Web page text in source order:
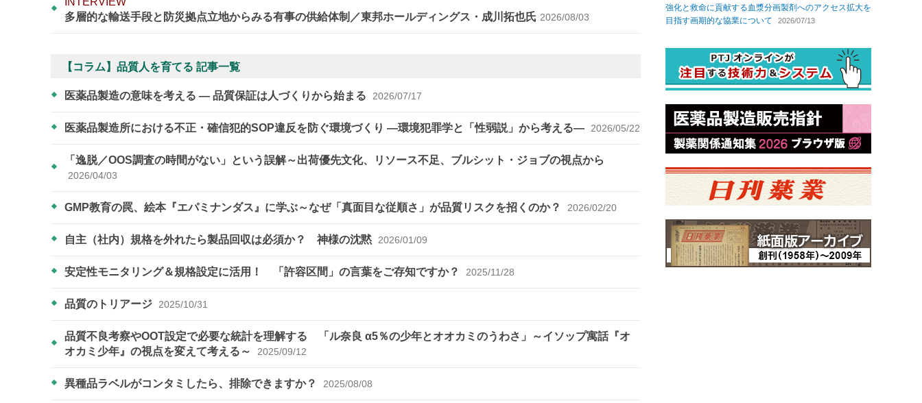
多層的な輸送手段と防災拠点立地からみる有事の供給体制／東邦ホールディングス・成川拓也氏 2026/08/03
【コラム】品質人を育てる 記事一覧
医薬品製造の意味を考える ― 品質保証は人づくりから始まる 2026/07/17
医薬品製造所における不正・確信犯的SOP違反を防ぐ環境づくり ―環境犯罪学と「性弱説」から考える― 2026/05/22
「逸脱／OOS調査の時間がない」という誤解～出荷優先文化、リソース不足、ブルシット・ジョブの視点から
2026/04/03
GMP教育の罠、絵本『エパミナンダス』に学ぶ～なぜ「真面目な従順さ」が品質リスクを招くのか？ 2026/02/20
自主（社内）規格を外れたら製品回収は必須か？ 神様の沈黙 2026/01/09
安定性モニタリング＆規格設定に活用！ 「許容区間」の言葉をご存知ですか？ 2025/11/28
品質のトリアージ 2025/10/31
品質不良考察やOOT設定で必要な統計を理解する 「ル奈良 α5％の少年とオオカミのうわさ」～イソップ寓話『オ
オカミ少年』の視点を変えて考える～
2025/09/12
異種品ラベルがコンタミしたら、排除できますか？ 2025/08/08
強化と救命に貢献する血漿分画製剤へのアクセス拡大を
目指す画期的な協業について
2026/07/13